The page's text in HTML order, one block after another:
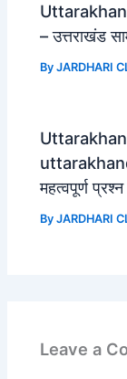
– उत्तराखंड
ByJARDHARI
महत्वपूर्ण प्रश्न
ByJARDHARI
Leave a